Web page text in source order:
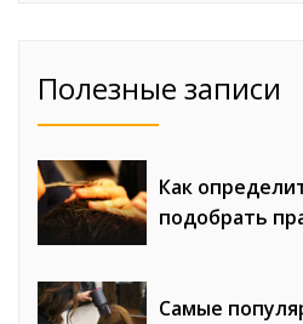
Полезные записи
Как
подобрать
Самые